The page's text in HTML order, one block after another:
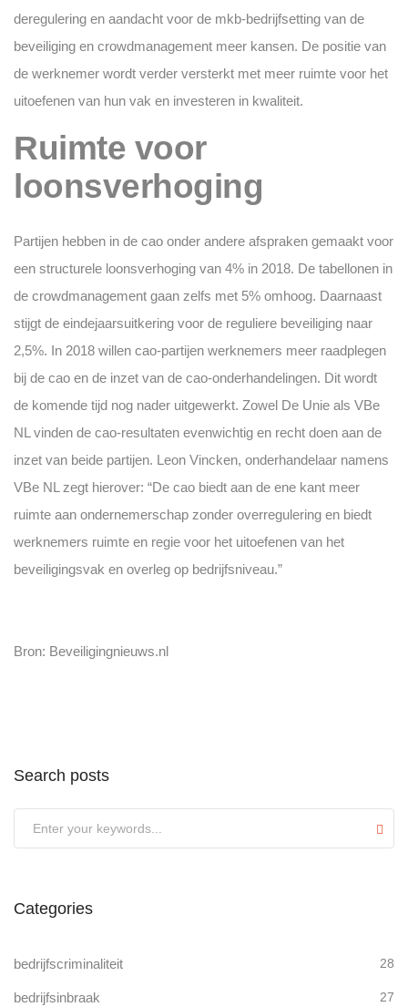
deregulering en aandacht voor de mkb-bedrijfsetting van de
beveiliging en crowdmanagement meer kansen. De positie van
de werknemer wordt verder versterkt met meer ruimte voor het
uitoefenen van hun vak en investeren in kwaliteit.
Ruimte voor
loonsverhoging
Partijen hebben in de cao onder andere afspraken gemaakt voor
een structurele loonsverhoging van 4% in 2018. De tabellonen in
de crowdmanagement gaan zelfs met 5% omhoog. Daarnaast
stijgt de eindejaarsuitkering voor de reguliere beveiliging naar
2,5%. In 2018 willen cao-partijen werknemers meer raadplegen
bij de cao en de inzet van de cao-onderhandelingen. Dit wordt
de komende tijd nog nader uitgewerkt. Zowel De Unie als VBe
NL vinden de cao-resultaten evenwichtig en recht doen aan de
inzet van beide partijen. Leon Vincken, onderhandelaar namens
VBe NL zegt hierover: “De cao biedt aan de ene kant meer
ruimte aan ondernemerschap zonder overregulering en biedt
werknemers ruimte en regie voor het uitoefenen van het
beveiligingsvak en overleg op bedrijfsniveau.”
Bron: Beveiligingnieuws.nl
Search posts
Categories
bedrijfscriminaliteit 28
bedrijfsinbraak 27